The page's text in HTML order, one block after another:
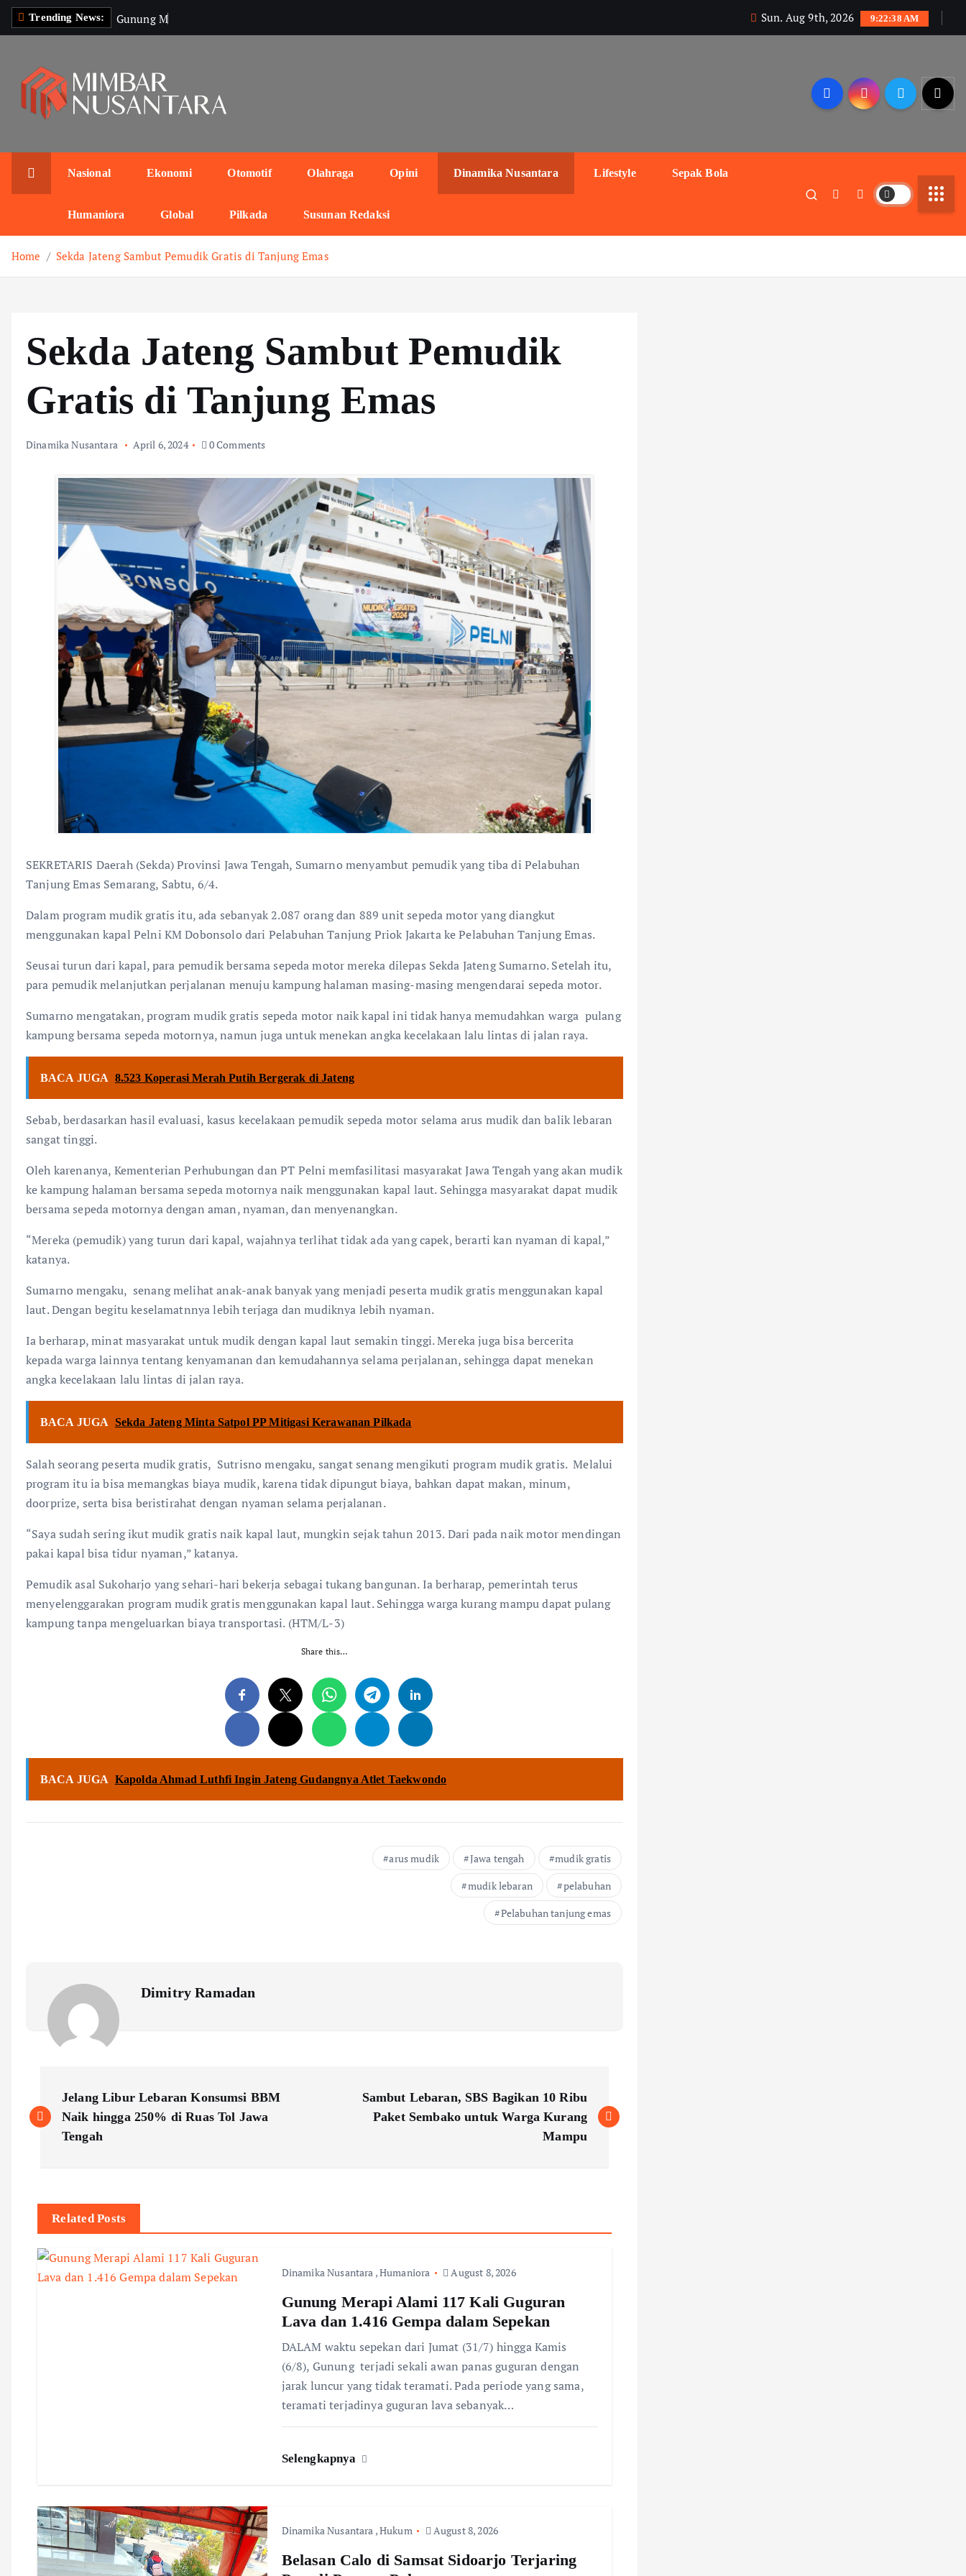
Trending News: Gunung M Sun. Aug 9th, 2026 9:22:39 AM
Nasional Ekonomi Otomotif Olahraga Opini Dinamika Nusantara Lifestyle Sepak Bola
Humaniora Global Pilkada Susunan Redaksi
Home Sekda Jateng Sambut Pemudik Gratis di Tanjung Emas
Sekda Jateng Sambut Pemudik
Gratis di Tanjung Emas
Dinamika Nusantara April 6, 2024 0 Comments
SEKRETARIS Daerah (Sekda) Provinsi Jawa Tengah, Sumarno menyambut pemudik yang tiba di Pelabuhan
Tanjung Emas Semarang, Sabtu, 6/4.
Dalam program mudik gratis itu, ada sebanyak 2.087 orang dan 889 unit sepeda motor yang diangkut
menggunakan kapal Pelni KM Dobonsolo dari Pelabuhan Tanjung Priok Jakarta ke Pelabuhan Tanjung Emas.
Seusai turun dari kapal, para pemudik bersama sepeda motor mereka dilepas Sekda Jateng Sumarno. Setelah itu,
para pemudik melanjutkan perjalanan menuju kampung halaman masing-masing mengendarai sepeda motor.
Sumarno mengatakan, program mudik gratis sepeda motor naik kapal ini tidak hanya memudahkan warga pulang
kampung bersama sepeda motornya, namun juga untuk menekan angka kecelakaan lalu lintas di jalan raya.
BACA JUGA 8.523 Koperasi Merah Putih Bergerak di Jateng
Sebab, berdasarkan hasil evaluasi, kasus kecelakaan pemudik sepeda motor selama arus mudik dan balik lebaran
sangat tinggi.
Oleh karenanya, Kementerian Perhubungan dan PT Pelni memfasilitasi masyarakat Jawa Tengah yang akan mudik
ke kampung halaman bersama sepeda motornya naik menggunakan kapal laut. Sehingga masyarakat dapat mudik
bersama sepeda motornya dengan aman, nyaman, dan menyenangkan.
“Mereka (pemudik) yang turun dari kapal, wajahnya terlihat tidak ada yang capek, berarti kan nyaman di kapal,”
katanya.
Sumarno mengaku, senang melihat anak-anak banyak yang menjadi peserta mudik gratis menggunakan kapal
laut. Dengan begitu keselamatnnya lebih terjaga dan mudiknya lebih nyaman.
Ia berharap, minat masyarakat untuk mudik dengan kapal laut semakin tinggi. Mereka juga bisa bercerita
kepada warga lainnya tentang kenyamanan dan kemudahannya selama perjalanan, sehingga dapat menekan
angka kecelakaan lalu lintas di jalan raya.
BACA JUGA Sekda Jateng Minta Satpol PP Mitigasi Kerawanan Pilkada
Salah seorang peserta mudik gratis, Sutrisno mengaku, sangat senang mengikuti program mudik gratis. Melalui
program itu ia bisa memangkas biaya mudik, karena tidak dipungut biaya, bahkan dapat makan, minum,
doorprize, serta bisa beristirahat dengan nyaman selama perjalanan.
“Saya sudah sering ikut mudik gratis naik kapal laut, mungkin sejak tahun 2013. Dari pada naik motor mendingan
pakai kapal bisa tidur nyaman,” katanya.
Pemudik asal Sukoharjo yang sehari-hari bekerja sebagai tukang bangunan. Ia berharap, pemerintah terus
menyelenggarakan program mudik gratis menggunakan kapal laut. Sehingga warga kurang mampu dapat pulang
kampung tanpa mengeluarkan biaya transportasi. (HTM/L-3)
Share this…
BACA JUGA Kapolda Ahmad Luthfi Ingin Jateng Gudangnya Atlet Taekwondo
arus mudik Jawa tengah
mudik gratis
mudik lebaran
pelabuhan
Pelabuhan tanjung emas
Dimitry Ramadan
o
n
a
o
Jelang Libur Lebaran Konsumsi BBM
Naik hingga 250% di Ruas Tol Jawa
Tengah
Sambut Lebaran, SBS Bagikan 10 Ribu
Paket Sembako untuk Warga Kurang
Mampu
Related Posts
Dinamika Nusantara ,Humaniora August 8, 2026
Gunung Merapi Alami 117 Kali Guguran
Lava dan 1.416 Gempa dalam Sepekan
DALAM waktu sepekan dari Jumat (31/7) hingga Kamis
(6/8), Gunung terjadi sekali awan panas guguran dengan
jarak luncur yang tidak teramati. Pada periode yang sama,
teramati terjadinya guguran lava sebanyak…
Selengkapnya
Dinamika Nusantara ,Hukum August 8, 2026
Belasan Calo di Samsat Sidoarjo Terjaring